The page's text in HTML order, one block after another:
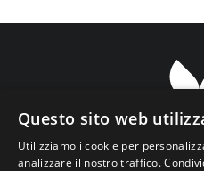
Questo sito web
Utilizziamo i cookie per
analizzare il nostro traffico.